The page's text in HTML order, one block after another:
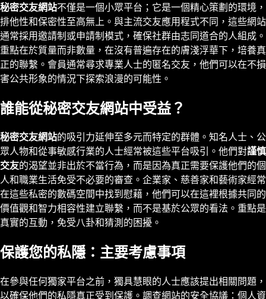
秘密交友網站不僅是一個小眾平台；它是一個精心策劃的環境，
排他性和保密性至高無上。與主流交友應用程式不同，這些網站
通常採用邀請制或申請制模式，確保社群由志同道合的人組成。
重點在於質量而非數量，在沒有普遍存在的膚淺浮華下，培養真
正的聯繫。會員通常尋求專業人士的匿名交友，他們可以在不損
害公共形象的情況下探索浪漫的可能性。
誰能從秘密交友網站中受益？
秘密交友網站的吸引力延伸至多元而特定的群體。知名人士、公
眾人物和從事敏感行業的人士經常被這些平台吸引。他們對謹慎
交友的渴望並非出於不當行為，而是因為真正需要保護他們的個
人和職業生活免受不必要的審查。企業家、慈善家和藝術家經常
在這些私密的數碼空間中找到慰藉，他們可以在這裡根據共同的
價值觀和智力相容性建立聯繫，而不是基於公眾的看法。重點是
真實的互動，免受八卦和猜測的困擾。
保護您的私隱：主要考慮事項
在參與任何獨家平台之前，獨具慧眼的人士應該提出相關問題，
以確保他們的私隱真正受到保護。調查網站的安全協議：個人資